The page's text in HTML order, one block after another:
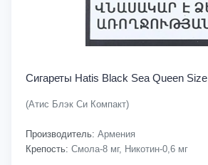
Сигареты Hatis Black Sea Queen Size
(Атис Блэк Си Компакт)
Производитель: Армения
Крепость: Смола-8 мг, Никотин-0,6 мг